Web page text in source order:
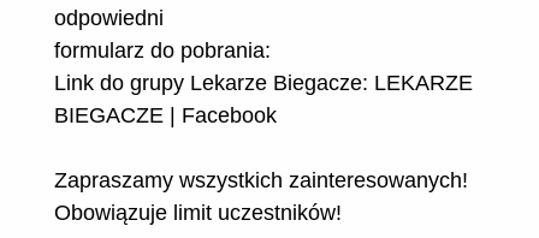
odpowiedni
formularz do pobrania:
Link do grupy Lekarze Biegacze: LEKARZE
BIEGACZE | Facebook
Zapraszamy wszystkich zainteresowanych!
Obowiązuje limit uczestników!